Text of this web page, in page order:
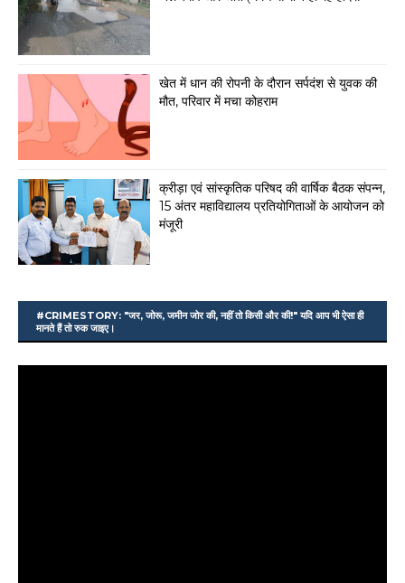
खेत में धान की रोपनी के दौरान सर्पदंश से युवक की
मौत, परिवार में मचा कोहराम
क्रीड़ा एवं सांस्कृतिक परिषद की वार्षिक बैठक संपन्न,
15 अंतर महाविद्यालय प्रतियोगिताओं के आयोजन को
मंजूरी
#CRIMESTORY: "जर, जोरू, जमीन जोर की, नहीं तो किसी और की!" यदि आप भी ऐसा ही
मानते हैं तो रुक जाइए।